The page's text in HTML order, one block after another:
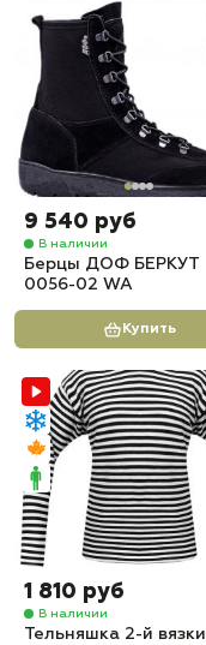
9 540 руб
В наличии
Берцы ДОФ БЕРКУТ
0056-02 WA
Купить
1 810 руб
В наличии
Тельняшка 2-й вязки